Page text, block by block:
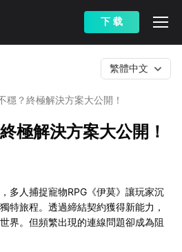
下 载
穩？終極解決方案大公開！
繁體中文
極解決方案大公開！
多人捕捉寵物RPG《伊莫》讓玩家沉
特旅程。透過締結契約獲得新能力，
界。但頻繁出現的連線問題卻成為阻